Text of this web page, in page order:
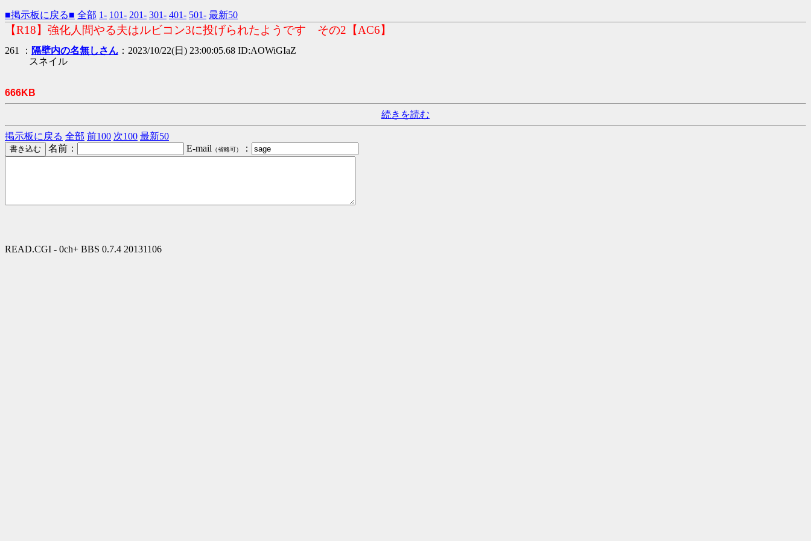
■掲示板に戻る■ 全部 1- 101- 201- 301- 401- 501- 最新50
【R18】強化人間やる夫はルビコン3に投げられたようです その2【AC6】
261 ： 隔壁内の名無しさん ：2023/10/22(日) 23:00:05.68 ID:AOWiGIaZ
スネイル
666KB
続きを読む
掲示板に戻る 全部 前100 次100 最新50
名前：
E-mail （省略可） ：
READ.CGI - 0ch+ BBS 0.7.4 20131106